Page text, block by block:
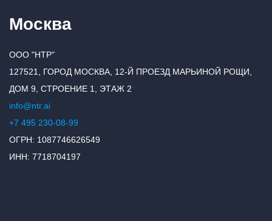
Москва
ООО "НТР"
127521, ГОРОД МОСКВА, 12-Й ПРОЕЗД МАРЬИНОЙ РОЩИ,
ДОМ 9, СТРОЕНИЕ 1, ЭТАЖ 2
info@ntr.ai
+7 495 230-08-99
ОГРН: 1087746626549
ИНН: 7718704197